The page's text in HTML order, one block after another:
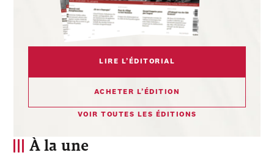
À la une
LIRE L’ÉDITORIAL
ACHETER L’ÉDITION
VOIR TOUTES LES ÉDITIONS